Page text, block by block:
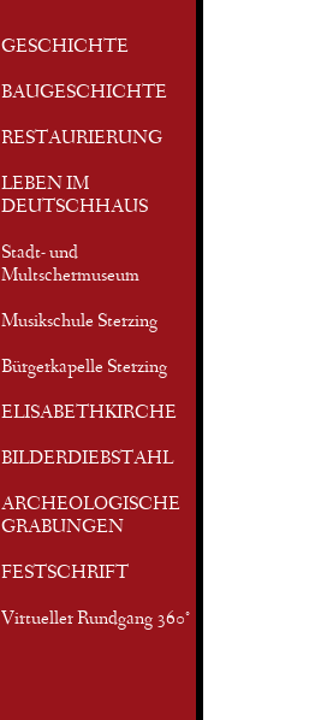
GESCHICHTE
BAUGESCHICHTE
RESTAURIERUNG
LEBEN IM
DEUTSCHHAUS
Stadt- und
Multschermuseum
Musikschule Sterzing
Bürgerkapelle Sterzing
ELISABETHKIRCHE
BILDERDIEBSTAHL
ARCHEOLOGISCHE
GRABUNGEN
FESTSCHRIFT
Virtueller Rundgang 360°